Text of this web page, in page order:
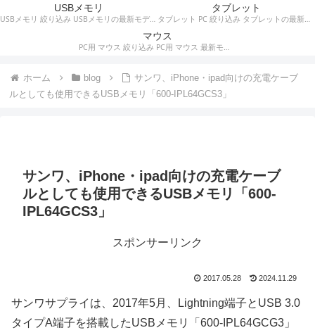
USBメモリ
USBメモリ 絞り込み USBメモリの最新モデルやスペック・仕様に関する情報。
タブレット
タブレット PC 絞り込み タブレットの最新モデルやスペック・仕様に関する情報。
マウス
PC用 マウス 絞り込み PC用 マウス 最新モデルやスペック・仕様に関する情報。ワイヤレスマウス、有線マウス、接続タイプなど。
ホーム blog
サンワ、iPhone・ipad向けの充電ケーブ
ルとしても使用できるUSBメモリ「600-IPL64GCS3」
サンワ、iPhone・ipad向けの充電ケーブ
ルとしても使用できるUSBメモリ「600-
IPL64GCS3」
スポンサーリンク
2017.05.28 2024.11.29
サンワサプライは、2017年5月、Lightning端子とUSB 3.0
タイプA端子を搭載したUSBメモリ「600-IPL64GCG3」